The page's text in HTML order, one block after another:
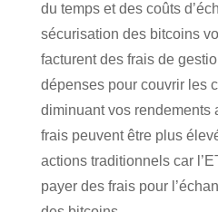
du temps et des coûts
sécurisation des bitcoins
facturent des frais de
dépenses pour couvrir les
diminuant vos rendements
frais peuvent être plus
actions traditionnels car
payer des frais pour